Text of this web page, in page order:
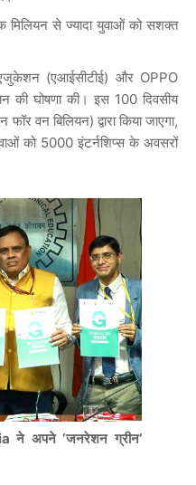
मिलियन से ज्यादा युवाओं को सशक्त
(एआईसीटीई) और OPPO
की घोषणा की। इस 100 दिवसीय
वन बिलियन) द्वारा किया जाएगा,
को 5000 इंटर्नशिप्स के अवसरों
ने अपने ‘जनरेशन ग्रीन’